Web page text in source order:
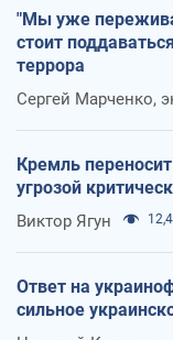
"Мы уже
стоит
террора
Сергей Марченко,
Кремль
угрозой
Виктор Ягун
Ответ на
сильное